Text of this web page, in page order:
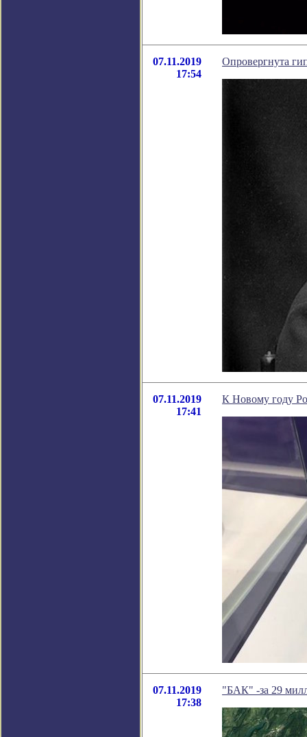
07.11.2019
17:54
Опровергнута
07.11.2019
17:41
К Новому году
07.11.2019
17:38
"БАК" -за 29